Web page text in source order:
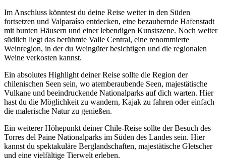
Im Anschluss könntest du deine Reise weiter in den Süden
fortsetzen und Valparaíso entdecken, eine bezaubernde Hafenstadt
mit bunten Häusern und einer lebendigen Kunstszene. Noch weiter
südlich liegt das berühmte Valle Central, eine renommierte
Weinregion, in der du Weingüter besichtigen und die regionalen
Weine verkosten kannst.
Ein absolutes Highlight deiner Reise sollte die Region der
chilenischen Seen sein, wo atemberaubende Seen, majestätische
Vulkane und beeindruckende Nationalparks auf dich warten. Hier
hast du die Möglichkeit zu wandern, Kajak zu fahren oder einfach
die malerische Natur zu genießen.
Ein weiterer Höhepunkt deiner Chile-Reise sollte der Besuch des
Torres del Paine Nationalparks im Süden des Landes sein. Hier
kannst du spektakuläre Berglandschaften, majestätische Gletscher
und eine vielfältige Tierwelt erleben.